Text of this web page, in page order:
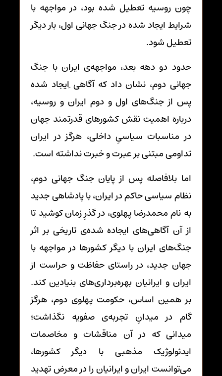
چون روسیه تعطیل شده بود، در مواجهه با
شرایط ایجاد شده در جنگ جهانی اول، بار دیگر
تعطیل شود.
حدود دو دهه بعد، مواجهه‌ی ایران با جنگ
جهانی دوم، نشان داد که آگاهی ِایجاد شده
پس از جنگ‌های اول و دوم ایران و روسیه،
درباره اهمیت نقش کشورهای قدرتمند جهان
در مناسبات سیاسیِ داخلی، هرگز در ایران
تداومی مبتنی بر عبرت و خبرت نداشته است.
اما بلافاصله پس از پایان جنگ جهانی دوم،
نظام سیاسی حاکم در ایران، با پادشاهی جدید
به نام محمدرضا پهلوی، در گذرِ زمان کوشید تا
از آن آگاهی‌های ایجاده شده‌ی تاریخی بر اثر
جنگ‌های ایران با دیگر کشورها در مواجهه با
جهان جدید، در راستای حفاظت و حراست از
ایران و ایرانیان بهره‌برداری‌های بنیادین کند.
بر همین اساس، حکومت پهلوی دوم، هرگز
گام در میدانِ تجربه‌ی صفویه نگذاشت؛
میدانی که در آن مناقشات و مخاصمات
ایدئولوژیک مذهبی با دیگر کشورها،
می‌توانست ایران و ایرانیان را در معرض تهدید